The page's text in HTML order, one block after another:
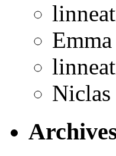
Niclas